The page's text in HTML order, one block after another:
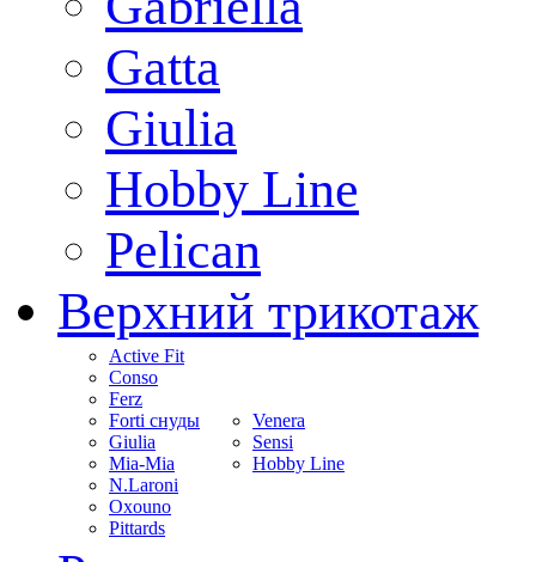
Gatta
Giulia
Hobby Line
Pelican
Верхний трикотаж
Active Fit
Conso
Ferz
Forti снуды
Giulia
Mia-Mia
N.Laroni
Oxouno
Pittards
Venera
Sensi
Hobby Line